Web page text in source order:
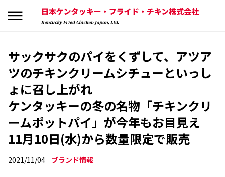
サックサクのパイをくずして、アツア
ツのチキンクリームシチューといっし
ょに召し上がれ
ケンタッキーの冬の名物「チキンクリ
ームポットパイ」が今年もお目見え
11月10日(水)から数量限定で販売
2021/11/04 ブランド情報